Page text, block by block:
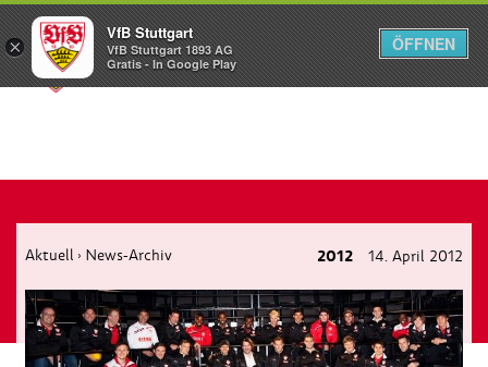
Menü
Aktuell › News-Archiv 2012 14. April 2012
×
VfB Stuttgart
VfB Stuttgart 1893 AG
Gratis - In Google Play
ÖFFNEN